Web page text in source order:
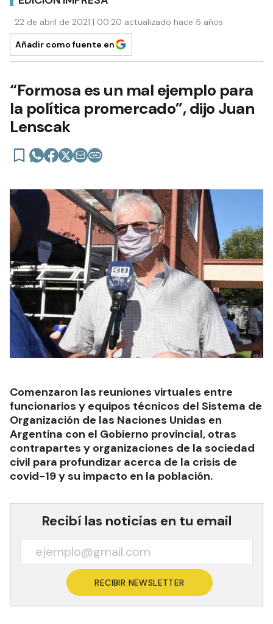
22 de abril de 2021 | 00:20 actualizado hace 5 años
Añadir como fuente en
“Formosa es un mal ejemplo para
la política promercado”, dijo Juan
Lenscak
Comenzaron las reuniones virtuales entre
funcionarios y equipos técnicos del Sistema de
Organización de las Naciones Unidas en
Argentina con el Gobierno provincial, otras
contrapartes y organizaciones de la sociedad
civil para profundizar acerca de la crisis de
covid-19 y su impacto en la población.
Recibí las noticias en tu email
RECIBIR NEWSLETTER